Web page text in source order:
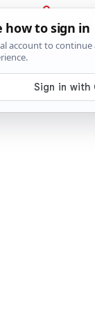
PRIJAVA